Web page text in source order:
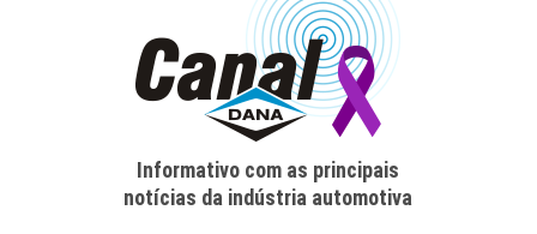
Informativo com as principais
notícias da indústria automotiva